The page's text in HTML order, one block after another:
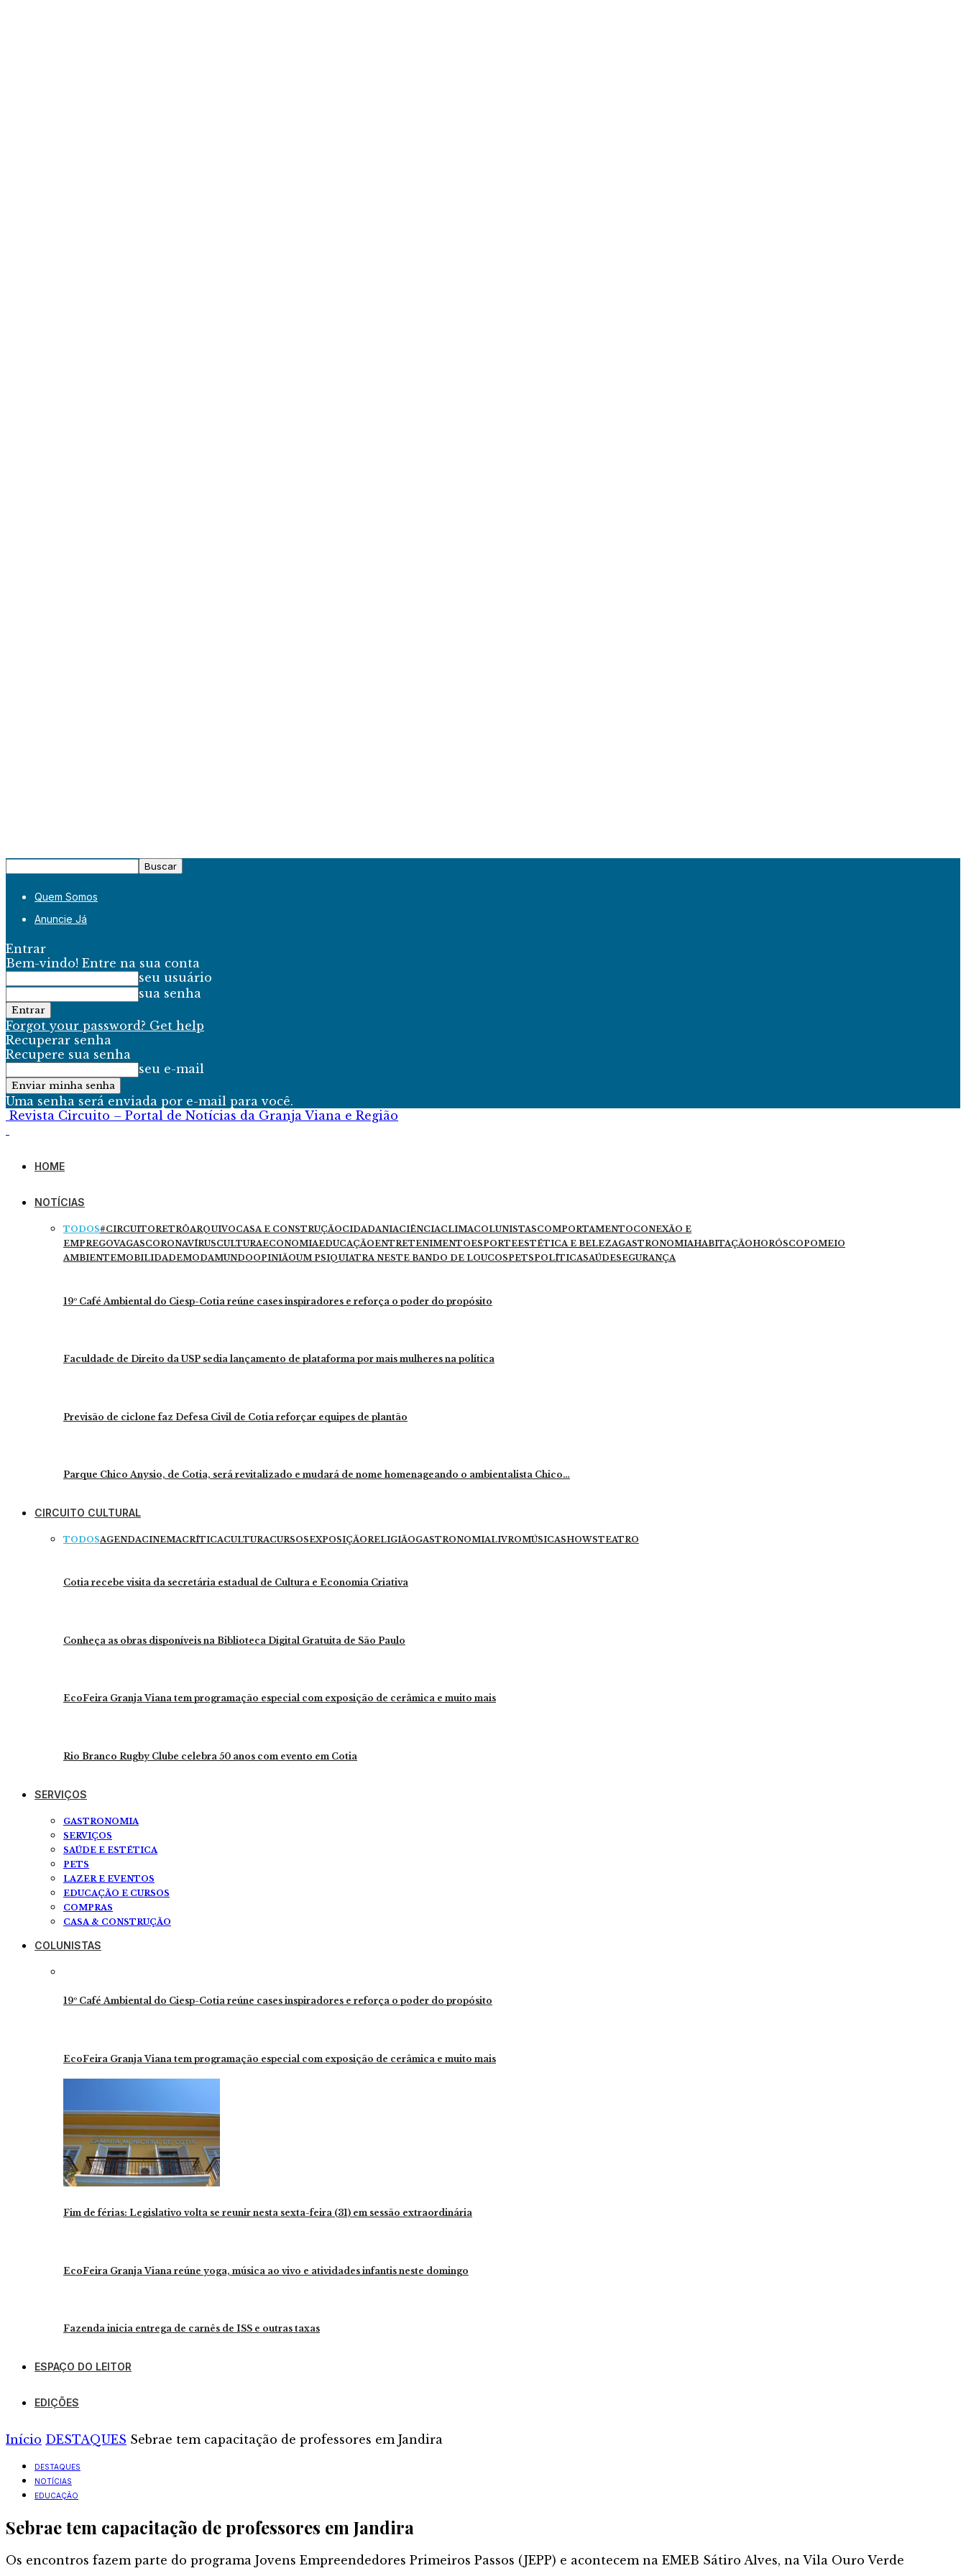
Quem Somos
Anuncie Já
Entrar
Bem-vindo! Entre na sua conta
seu usuário
sua senha
Forgot your password? Get help
Recuperar senha
Recupere sua senha
seu e-mail
Uma senha será enviada por e-mail para você.
Revista Circuito – Portal de Notícias da Granja Viana e Região
HOME
NOTÍCIAS
TODOS#CIRCUITORETRÔARQUIVOCASA E CONSTRUÇÃOCIDADANIACIÊNCIACLIMACOLUNISTASCOMPORTAMENTOCONEXÃO E
EMPREGOVAGASCORONAVÍRUSCULTURAECONOMIAEDUCAÇÃOENTRETENIMENTOESPORTEESTÉTICA E BELEZAGASTRONOMIAHABITAÇÃOHORÓSCOPOMEIO
AMBIENTEMOBILIDADEMODAMUNDOOPINIÃOUM PSIQUIATRA NESTE BANDO DE LOUCOSPETSPOLÍTICASAÚDESEGURANÇA
19º Café Ambiental do Ciesp-Cotia reúne cases inspiradores e reforça o poder do propósito
Faculdade de Direito da USP sedia lançamento de plataforma por mais mulheres na política
Previsão de ciclone faz Defesa Civil de Cotia reforçar equipes de plantão
Parque Chico Anysio, de Cotia, será revitalizado e mudará de nome homenageando o ambientalista Chico…
CIRCUITO CULTURAL
TODOSAGENDACINEMACRÍTICACULTURACURSOSEXPOSIÇÃORELIGIÃOGASTRONOMIALIVROMÚSICASHOWSTEATRO
Cotia recebe visita da secretária estadual de Cultura e Economia Criativa
Conheça as obras disponíveis na Biblioteca Digital Gratuita de São Paulo
EcoFeira Granja Viana tem programação especial com exposição de cerâmica e muito mais
Rio Branco Rugby Clube celebra 50 anos com evento em Cotia
SERVIÇOS
GASTRONOMIA
SERVIÇOS
SAÚDE E ESTÉTICA
PETS
LAZER E EVENTOS
EDUCAÇÃO E CURSOS
COMPRAS
CASA & CONSTRUÇÃO
COLUNISTAS
19º Café Ambiental do Ciesp-Cotia reúne cases inspiradores e reforça o poder do propósito
EcoFeira Granja Viana tem programação especial com exposição de cerâmica e muito mais
Fim de férias: Legislativo volta se reunir nesta sexta-feira (31) em sessão extraordinária
EcoFeira Granja Viana reúne yoga, música ao vivo e atividades infantis neste domingo
Fazenda inicia entrega de carnês de ISS e outras taxas
ESPAÇO DO LEITOR
EDIÇÕES
Início DESTAQUES Sebrae tem capacitação de professores em Jandira
DESTAQUES
NOTÍCIAS
EDUCAÇÃO
Sebrae tem capacitação de professores em Jandira
Os encontros fazem parte do programa Jovens Empreendedores Primeiros Passos (JEPP) e acontecem na EMEB Sátiro Alves, na Vila Ouro Verde